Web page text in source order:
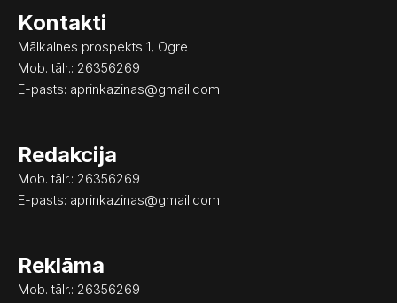
o
k
Kontakti
Mālkalnes prospekts 1, Ogre
Mob. tālr.: 26356269
E-pasts: aprinkazinas@gmail.com
Redakcija
Mob. tālr.: 26356269
E-pasts: aprinkazinas@gmail.com
Reklāma
Mob. tālr.: 26356269